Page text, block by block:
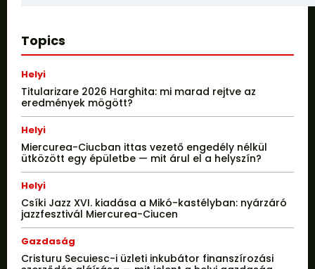
Topics
Helyi
Titularizare 2026 Harghita: mi marad rejtve az
eredmények mögött?
Helyi
Miercurea-Ciucban ittas vezető engedély nélkül
ütközött egy épületbe — mit árul el a helyszín?
Helyi
Csíki Jazz XVI. kiadása a Mikó-kastélyban: nyárzáró
jazzfesztivál Miercurea-Ciucen
Gazdaság
Cristuru Secuiesc-i üzleti inkubátor finanszírozási